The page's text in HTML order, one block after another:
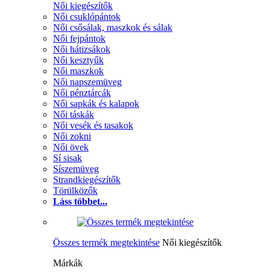
Női kiegészítők
Női csuklópántok
Női csősálak, maszkok és sálak
Női fejpántok
Női hátizsákok
Női kesztyűk
Női maszkok
Női napszemüveg
Női pénztárcák
Női sapkák és kalapok
Női táskák
Női vesék és tasakok
Női zokni
Női övek
Sí sisak
Síszemüveg
Strandkiegészítők
Törülközők
Láss többet...
Összes termék megtekintése Női kiegészítők
Márkák